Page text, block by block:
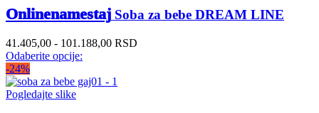
Onlinenamestaj Soba za bebe DREAM LINE
41.405,00 - 101.188,00 RSD
Odaberite opcije:
-24%
Pogledajte slike